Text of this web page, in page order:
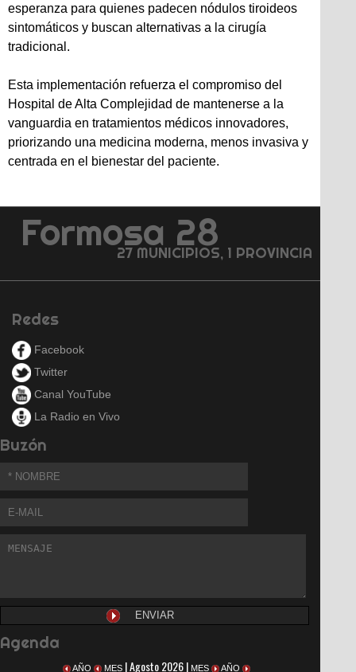
esperanza para quienes padecen nódulos tiroideos
sintomáticos y buscan alternativas a la cirugía
tradicional.
Esta implementación refuerza el compromiso del
Hospital de Alta Complejidad de mantenerse a la
vanguardia en tratamientos médicos innovadores,
priorizando una medicina moderna, menos invasiva y
centrada en el bienestar del paciente.
Formosa 28
27 MUNICIPIOS, 1 PROVINCIA
Redes
Facebook
Twitter
Canal YouTube
La Radio en Vivo
Buzón
Agenda
AÑO MES | Agosto 2026 | MES AÑO